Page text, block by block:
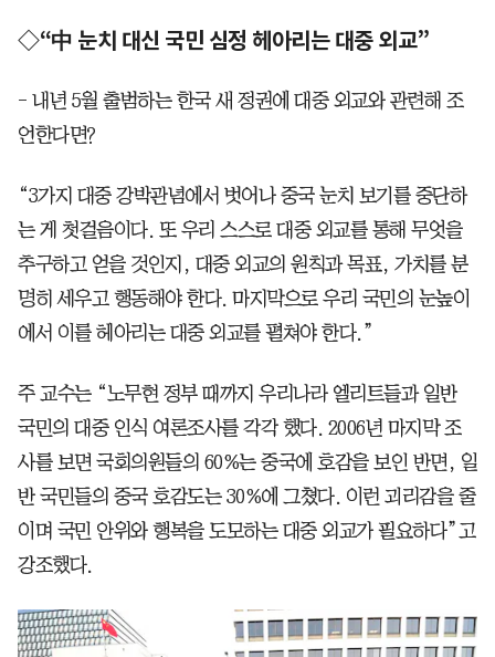
◇“中 눈치 대신 국민 심정 헤아리는 대중 외교”
- 내년 5월 출범하는 한국 새 정권에 대중 외교와 관련해 조
언한다면?
“3가지 대중 강박관념에서 벗어나 중국 눈치 보기를 중단하
는 게 첫걸음이다. 또 우리 스스로 대중 외교를 통해 무엇을
추구하고 얻을 것인지, 대중 외교의 원칙과 목표, 가치를 분
명히 세우고 행동해야 한다. 마지막으로 우리 국민의 눈높이
에서 이를 헤아리는 대중 외교를 펼쳐야 한다.”
주 교수는 “노무현 정부 때까지 우리나라 엘리트들과 일반
국민의 대중 인식 여론조사를 각각 했다. 2006년 마지막 조
사를 보면 국회의원들의 60%는 중국에 호감을 보인 반면, 일
반 국민들의 중국 호감도는 30%에 그쳤다. 이런 괴리감을 줄
이며 국민 안위와 행복을 도모하는 대중 외교가 필요하다”고
강조했다.